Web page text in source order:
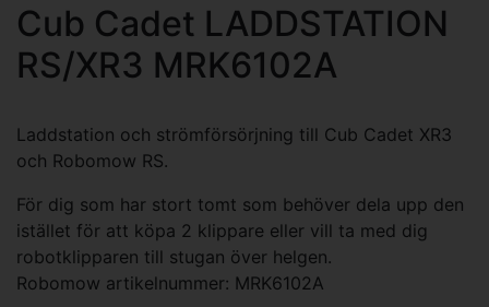
Cub Cadet LADDSTATION
RS/XR3 MRK6102A
Laddstation och strömförsörjning till Cub Cadet XR3
och Robomow RS.
För dig som har stort tomt som behöver dela upp den
istället för att köpa 2 klippare eller vill ta med dig
robotklipparen till stugan över helgen.
Robomow artikelnummer: MRK6102A